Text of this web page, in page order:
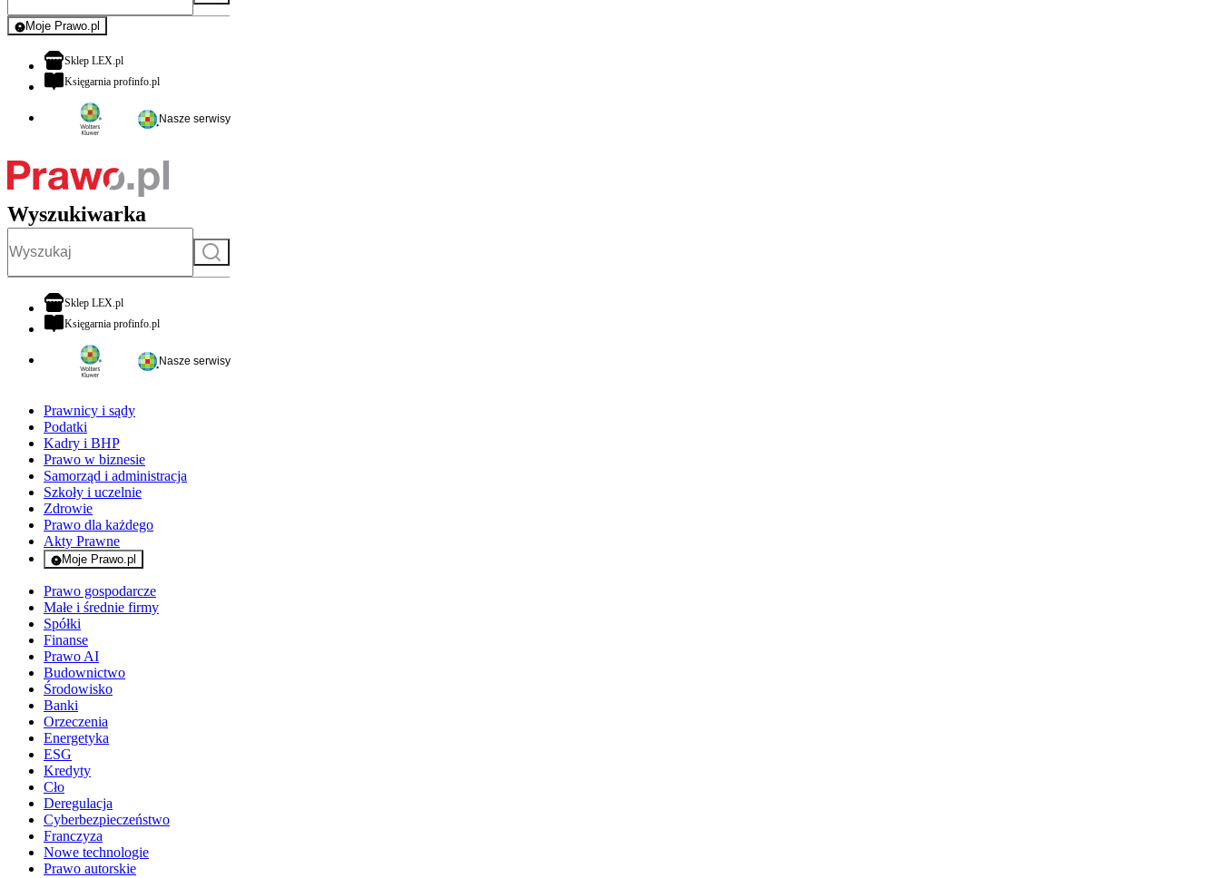
Moje Prawo.pl
- rejestracja i logowanie do serwisu
Sklep LEX.plotwiera się w nowej karcie
Księgarnia profinfo.plotwiera się w nowej karcie
Nasze serwisy
Wyszukiwarka
Szukaj
Sklep LEX.plotwiera się w nowej karcie
Księgarnia profinfo.plotwiera się w nowej karcie
Nasze serwisy
Prawnicy i sądy
Podatki
Kadry i BHP
Prawo w biznesie
Samorząd i administracja
Szkoły i uczelnie
Zdrowie
Prawo dla każdego
Akty Prawne
Moje Prawo.pl
- rejestracja i logowanie do serwisu
Prawo gospodarcze
Małe i średnie firmy
Spółki
Finanse
Prawo AI
Budownictwo
Środowisko
Banki
Orzeczenia
Energetyka
ESG
Kredyty
Cło
Deregulacja
Cyberbezpieczeństwo
Franczyza
Nowe technologie
Prawo autorskie